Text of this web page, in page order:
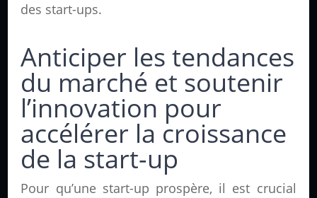
des start-ups.
Anticiper les tendances
du marché et soutenir
l’innovation pour
accélérer la croissance
de la start-up
Pour qu’une start-up prospère, il est crucial